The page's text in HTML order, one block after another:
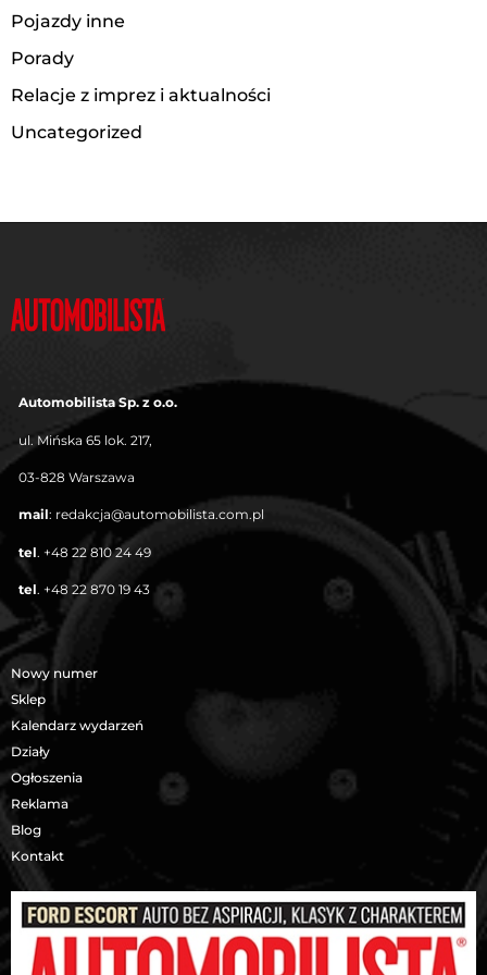
Pojazdy inne
Porady
Relacje z imprez i aktualności
Uncategorized
Automobilista Sp. z o.o.
ul. Mińska 65 lok. 217,
03-828 Warszawa
mail: redakcja@automobilista.com.pl
tel. +48 22 810 24 49
tel. +48 22 870 19 43
Nowy numer
Sklep
Kalendarz wydarzeń
Działy
Ogłoszenia
Reklama
Blog
Kontakt